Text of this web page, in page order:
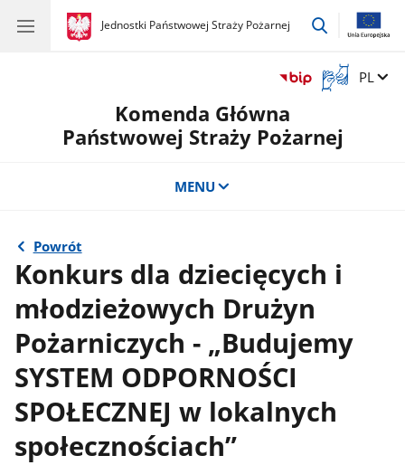
gov.pl
Jednostki Państwowej Straży Pożarnej
gov.pl
Jednostki
przejdź
Otwórz
okno
tłumaczem
języka
Zmień
PL
Komenda Główna
Państwowej Straży Pożarnej
MENU
Powrót
Konkurs dla dziecięcych i
młodzieżowych Drużyn
Pożarniczych - „Budujemy
SYSTEM ODPORNOŚCI
SPOŁECZNEJ w lokalnych
społecznościach”